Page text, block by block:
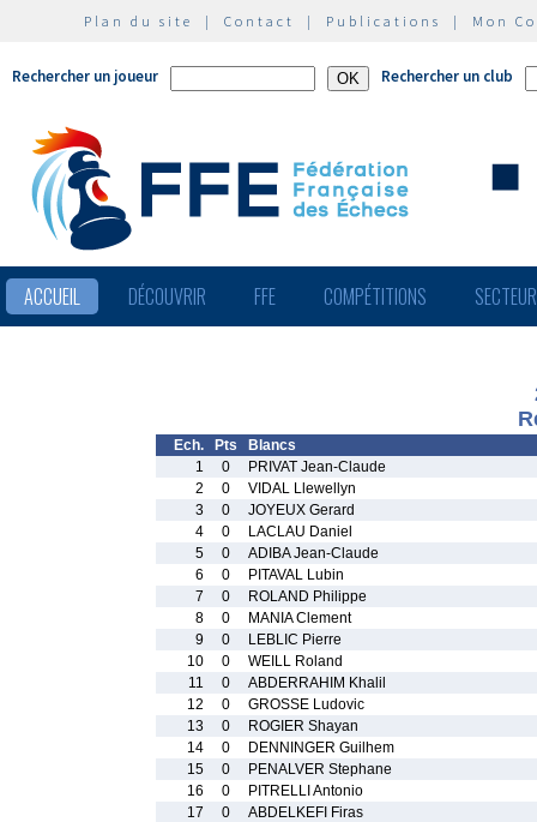
Plan du site | Contact | Publications | Mon
Rechercher un joueur Rechercher un club
ACCUEIL DÉCOUVRIR FFE COMPÉTITIONS
Ech. Pts
Blancs
1
0
PRIVAT Jean-Claude
2
0
VIDAL Llewellyn
3
0
JOYEUX Gerard
4
0
LACLAU Daniel
5
0
ADIBA Jean-Claude
6
0
PITAVAL Lubin
7
0
ROLAND Philippe
8
0
MANIA Clement
9
0
LEBLIC Pierre
10
0
WEILL Roland
11
0
ABDERRAHIM Khalil
12
0
GROSSE Ludovic
13
0
ROGIER Shayan
14
0
DENNINGER Guilhem
15
0
PENALVER Stephane
16
0
PITRELLI Antonio
17
0
ABDELKEFI Firas